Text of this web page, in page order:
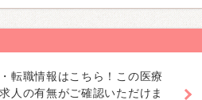
転職情報はこちら！この医療
人の有無がご確認いただけま